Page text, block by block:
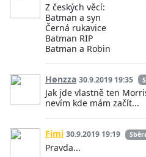
Z českých věcí:
Batman a syn
Černá rukavice
Batman RIP
Batman a Robin
Hønzza 30.9.2019 19:35
Jak jde vlastně ten
nevím kde mám začít...
Fimi 30.9.2019 19:19
Pravda...